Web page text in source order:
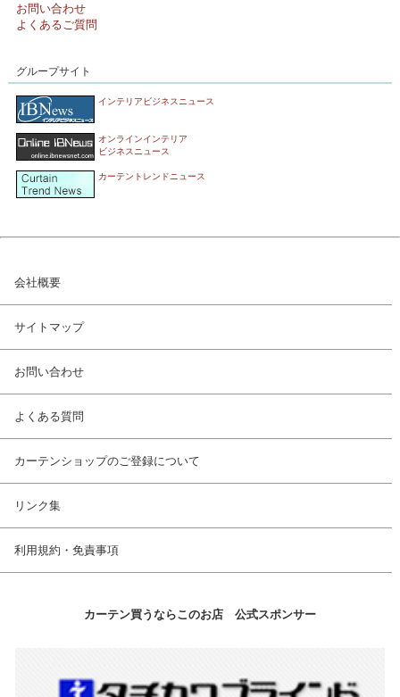
お問い合わせ
よくあるご質問
グループサイト
インテリアビジネスニュース
オンラインインテリア
ビジネスニュース
カーテントレンドニュース
会社概要
サイトマップ
お問い合わせ
よくある質問
カーテンショップのご登録について
リンク集
利用規約・免責事項
カーテン買うならこのお店 公式スポンサー